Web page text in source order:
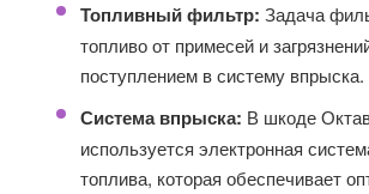
Топливный фильтр: Задача
топливо от примесей и
поступлением в систему впрыска.
Система впрыска: В шкоде
используется электронная
топлива, которая обеспечивает